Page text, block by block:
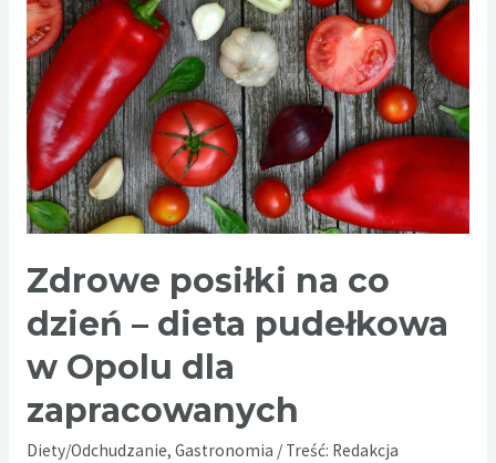
zatrucia
i
bezpieczne
zbieranie
grzybów
Zdrowe posiłki na co
dzień – dieta pudełkowa
w Opolu dla
zapracowanych
Diety/Odchudzanie, Gastronomia / Treść: Redakcja